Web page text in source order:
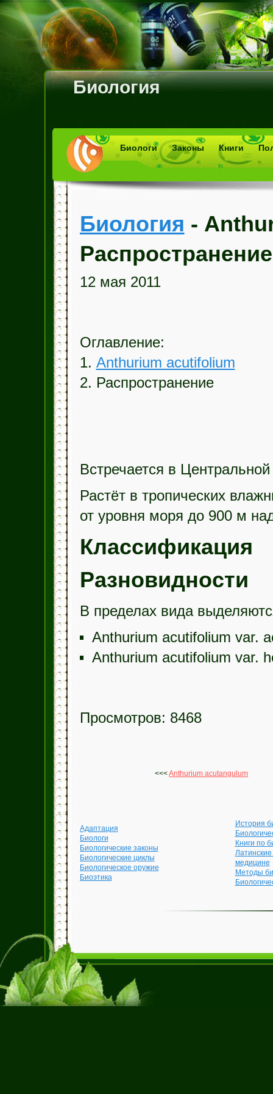
Биология
Биологи Законы Книги
Биология -
Распространение
12 мая 2011
Оглавление:
1. Anthurium acutifolium
2. Распространение
Встречается в
Растёт в тропических
от уровня моря до 900 м
Классификация
Разновидности
В пределах вида
Anthurium acutifolium var.
Anthurium acutifolium var.
Просмотров: 8468
<<<Anthurium acutangulum
Адаптация
Биологи
Биологические законы
Биологические циклы
Биологическое оружие
Биоэтика
История
Книги по
медицине
Методы